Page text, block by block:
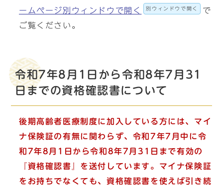
ームページ別ウィンドウで開く
別ウィンドウで開く
で
ご覧ください。
令和7年8月1日から令和8年7月31
日までの資格確認書について
後期高齢者医療制度に加入している方には、マイ
ナ保険証の有無に関わらず、令和7年7月中に令
和7年8月1日から令和8年7月31日まで有効の
『資格確認書』を送付しています。 マイナ保険証
をお持ちでなくても、資格確認書を使えば引き続